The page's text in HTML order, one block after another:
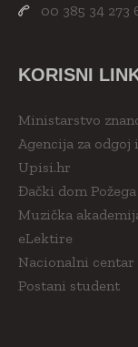
00 385 34 273
KORISNI
Ministarstvo
Agencija za odgoj
Upisi.hr
Đački dom Požega
Muzička
eLektire
Nacionalni centar
Postani student